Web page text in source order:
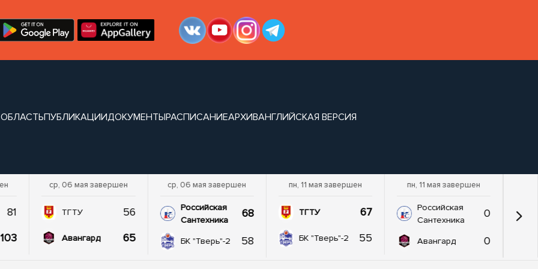
ПУБЛИКАЦИИДОКУМЕНТЫРАСПИСАНИЕАРХИВАНГЛИЙСКАЯ ВЕРСИЯ
81
103
ср, 06 мая завершен
ТГТУ 56
Авангард 65
ср, 06 мая завершен
Российская
Сантехника
68
БК "Тверь"-2 58
пн, 11 мая завершен
ТГТУ 67
БК "Тверь"-2 55
пн, 11 мая завершен
Российская
Сантехника
0
Авангард 0